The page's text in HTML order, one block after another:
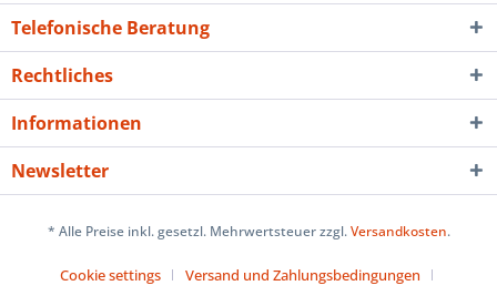
Telefonische Beratung
Rechtliches
Informationen
Newsletter
* Alle Preise inkl. gesetzl. Mehrwertsteuer zzgl.Versandkosten.
Cookie settings
Versand und Zahlungsbedingungen